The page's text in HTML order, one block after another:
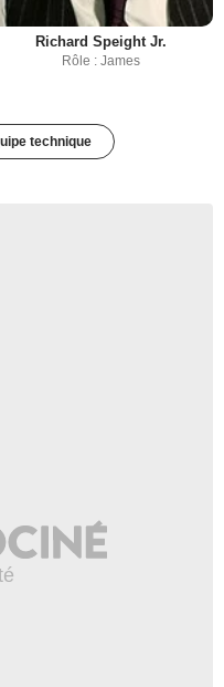
Richard Speight Jr.
Rôle : James
technique